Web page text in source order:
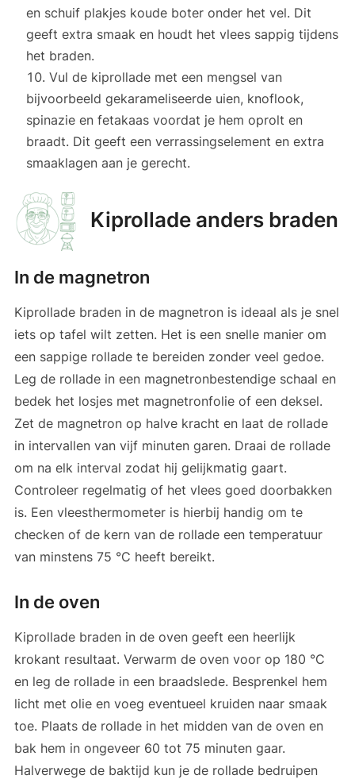
en schuif plakjes koude boter onder het vel. Dit
geeft extra smaak en houdt het vlees sappig tijdens
het braden.
Vul de kiprollade met een mengsel van
bijvoorbeeld gekarameliseerde uien, knoflook,
spinazie en fetakaas voordat je hem oprolt en
braadt. Dit geeft een verrassingselement en extra
smaaklagen aan je gerecht.
Kiprollade anders braden
In de magnetron
Kiprollade braden in de magnetron is ideaal als je snel
iets op tafel wilt zetten. Het is een snelle manier om
een sappige rollade te bereiden zonder veel gedoe.
Leg de rollade in een magnetronbestendige schaal en
bedek het losjes met magnetronfolie of een deksel.
Zet de magnetron op halve kracht en laat de rollade
in intervallen van vijf minuten garen. Draai de rollade
om na elk interval zodat hij gelijkmatig gaart.
Controleer regelmatig of het vlees goed doorbakken
is. Een vleesthermometer is hierbij handig om te
checken of de kern van de rollade een temperatuur
van minstens 75 °C heeft bereikt.
In de oven
Kiprollade braden in de oven geeft een heerlijk
krokant resultaat. Verwarm de oven voor op 180 °C
en leg de rollade in een braadslede. Besprenkel hem
licht met olie en voeg eventueel kruiden naar smaak
toe. Plaats de rollade in het midden van de oven en
bak hem in ongeveer 60 tot 75 minuten gaar.
Halverwege de baktijd kun je de rollade bedruipen